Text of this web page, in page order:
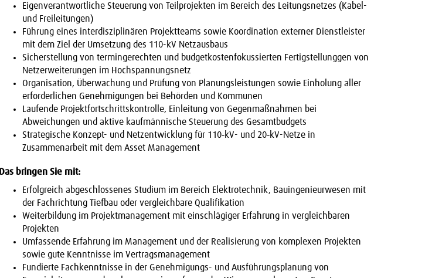
Eigenverantwortliche Steuerung von Teilprojekten im Bereich des Leitungsnetzes (Kabel-
und Freileitungen)
Führung eines interdisziplinären Projektteams sowie Koordination externer Dienstleister
mit dem Ziel der Umsetzung des 110-kV Netzausbaus
Sicherstellung von termingerechten und budgetkostenfokussierten Fertigstellunggen von
Netzerweiterungen im Hochspannungsnetz
Organisation, Überwachung und Prüfung von Planungsleistungen sowie Einholung aller
erforderlichen Genehmigungen bei Behörden und Kommunen
Laufende Projektfortschrittskontrolle, Einleitung von Gegenmaßnahmen bei
Abweichungen und aktive kaufmännische Steuerung des Gesamtbudgets
Strategische Konzept- und Netzentwicklung für 110‑kV- und 20‑kV-Netze in
Zusammenarbeit mit dem Asset Management
Das bringen Sie mit:
Erfolgreich abgeschlossenes Studium im Bereich Elektrotechnik, Bauingenieurwesen mit
der Fachrichtung Tiefbau oder vergleichbare Qualifikation
Weiterbildung im Projektmanagement mit einschlägiger Erfahrung in vergleichbaren
Projekten
Umfassende Erfahrung im Management und der Realisierung von komplexen Projekten
sowie gute Kenntnisse im Vertragsmanagement
Fundierte Fachkenntnisse in der Genehmigungs- und Ausführungsplanung von